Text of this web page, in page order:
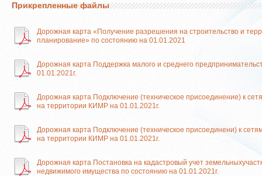
Прикрепленные файлы
Дорожная карта «Получение разрешения на строительство и
планирование» по состоянию на 01.01.2021
Дорожная карта Поддержка малого и среднего
01.01.2021г.
Дорожная карта Подключение (техническое присоединение) к
на территории КИМР на 01.01.2021г.
Дорожная карта Подключение (техническое присоединени) к
на территории КИМР на 01.01.2021г.
Дорожная карта Постановка на кадастровый учет
недвижимого имущества по состоянию на 01.01.2021г.